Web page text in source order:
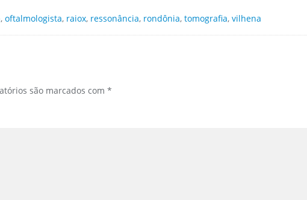
, oftalmologista, raiox, ressonância, rondônia, tomografia, vilhena
são marcados com *